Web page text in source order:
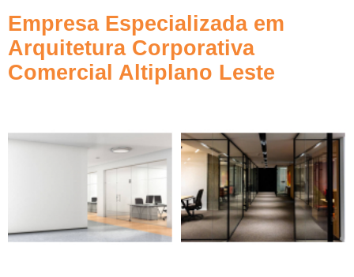
Empresa Especializada em
Arquitetura Corporativa
Comercial Altiplano Leste